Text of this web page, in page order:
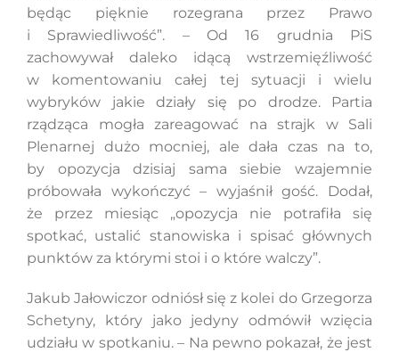
będąc pięknie rozegrana przez Prawo
i Sprawiedliwość”. – Od 16 grudnia PiS
zachowywał daleko idącą wstrzemięźliwość
w komentowaniu całej tej sytuacji i wielu
wybryków jakie działy się po drodze. Partia
rządząca mogła zareagować na strajk w Sali
Plenarnej dużo mocniej, ale dała czas na to,
by opozycja dzisiaj sama siebie wzajemnie
próbowała wykończyć – wyjaśnił gość. Dodał,
że przez miesiąc „opozycja nie potrafiła się
spotkać, ustalić stanowiska i spisać głównych
punktów za którymi stoi i o które walczy”.
Jakub Jałowiczor odniósł się z kolei do Grzegorza
Schetyny, który jako jedyny odmówił wzięcia
udziału w spotkaniu. – Na pewno pokazał, że jest